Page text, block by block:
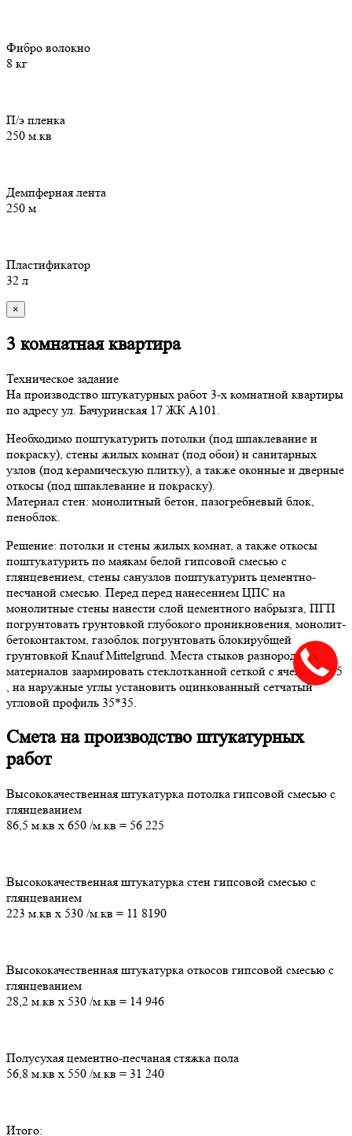
Фибро волокно
8 кг
П/э пленка
250 м.кв
Демпферная лента
250 м
Пластификатор
32 л
×
3 комнатная квартира
Техническое задание
На производство штукатурных работ 3-х комнатной квартиры
по адресу ул. Бачуринская 17 ЖК А101.
Необходимо поштукатурить потолки (под шпаклевание и
покраску), стены жилых комнат (под обои) и санитарных
узлов (под керамическую плитку), а также оконные и дверные
откосы (под шпаклевание и покраску).
Материал стен: монолитный бетон, пазогребневый блок,
пеноблок.
Решение: потолки и стены жилых комнат, а также откосы
поштукатурить по маякам белой гипсовой смесью с
глянцевением, стены санузлов поштукатурить цементно-
песчаной смесью. Перед перед нанесением ЦПС на
монолитные стены нанести слой цементного набрызга, ПГП
погрунтовать грунтовкой глубокого проникновения, монолит-
бетоконтактом, газоблок погрунтовать блокирубщей
грунтовкой Knauf Mittelgrund. Места стыков разнородных
материалов заармировать стеклотканной сеткой с ячейкой 5*5
, на наружные углы установить оцинкованный сетчатый
угловой профиль 35*35.
Смета на производство штукатурных
работ
Высококачественная штукатурка потолка гипсовой смесью с
глянцеванием
86,5 м.кв х 650 /м.кв = 56 225
Высококачественная штукатурка стен гипсовой смесью с
глянцеванием
223 м.кв х 530 /м.кв = 11 8190
Высококачественная штукатурка откосов гипсовой смесью с
глянцеванием
28,2 м.кв х 530 /м.кв = 14 946
Полусухая цементно-песчаная стяжка пола
56,8 м.кв х 550 /м.кв = 31 240
Итого: